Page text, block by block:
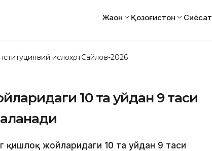
Жаҳон Қозоғистон Сиёсат
ислоҳотСайлов-2026
10 та уйдан 9 таси
қишлоқ жойларидаги 10 та уйдан 9 таси